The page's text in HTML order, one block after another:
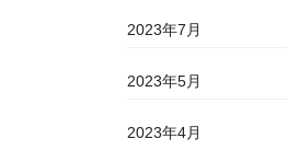
2023年7月
2023年5月
2023年4月